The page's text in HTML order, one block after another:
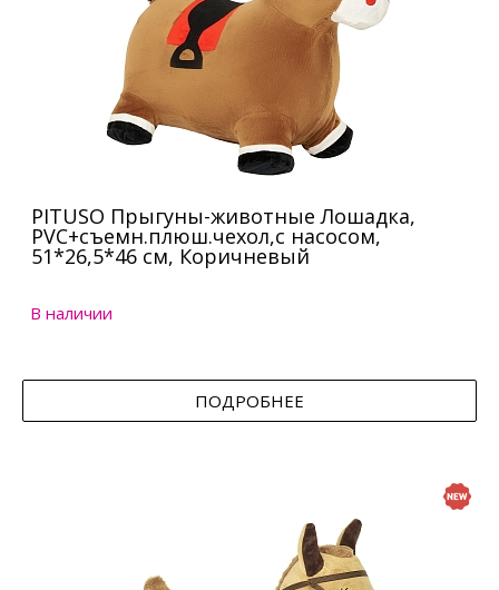
PITUSO Прыгуны-животные Лошадка,
PVC+съемн.плюш.чехол,с насосом,
51*26,5*46 см, Коричневый
В наличии
ПОДРОБНЕЕ